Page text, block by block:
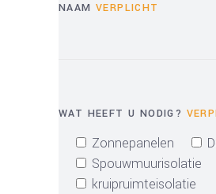
NAAM VERPLICHT
WAT HEEFT U NODIG?
Zonnepanelen
Spouwmuurisolatie
kruipruimteisolatie